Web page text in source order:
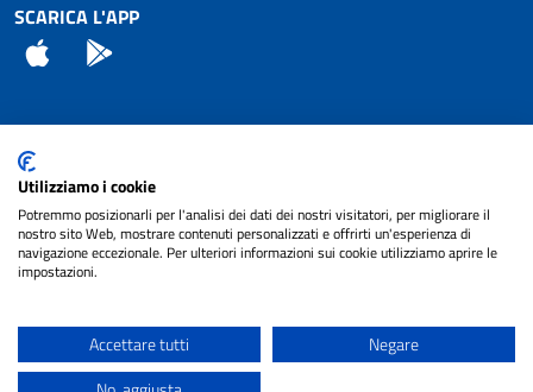
SCARICA L'APP
App Store
Attuazione Misure PNRR
Piano di miglioramento del sito
Note legali
cura diNET SMART
Utilizziamo i cookie
Potremmo posizionarli per l'analisi dei dati dei nostri visitatori, per migliorare il
nostro sito Web, mostrare contenuti personalizzati e offrirti un'esperienza di
navigazione eccezionale. Per ulteriori informazioni sui cookie utilizziamo aprire le
impostazioni.
Accettare tutti
Negare